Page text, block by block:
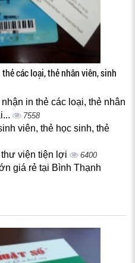
các loại, thẻ nhân viên, sinh
in thẻ các loại, thẻ nhân
7558
viên, thẻ học sinh, thẻ
viện tiện lợi 6400
giá rẻ tại Bình Thạnh